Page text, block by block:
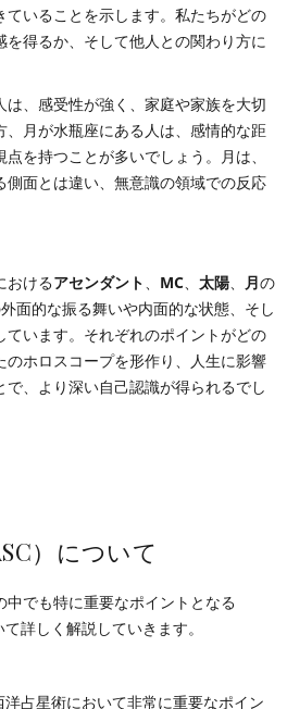
いることを示します。私たちがどの
得るか、そして他人との関わり方に
、感受性が強く、家庭や家族を大切
、月が水瓶座にある人は、感情的な距
を持つことが多いでしょう。月は、
面とは違い、無意識の領域での反応
おけるアセンダント、 MC、 太陽、 月の
面的な振る舞いや内面的な状態、そし
ています。それぞれのポイントがどの
のホロスコープを形作り、人生に影響
、より深い自己認識が得られるでし
）について
でも特に重要なポイントとなる
詳しく解説していきます。
占星術において非常に重要なポイン